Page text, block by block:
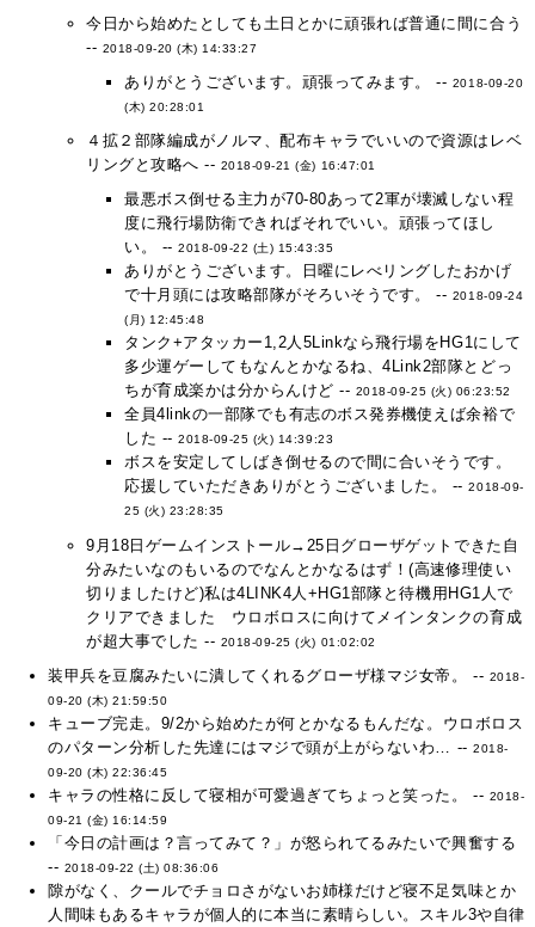
今日から始めたとしても土日とかに頑張れば普通に間に合う
-- 2018-09-20 (木) 14:33:27
ありがとうございます。頑張ってみます。 -- 2018-09-20
(木) 20:28:01
４拡２部隊編成がノルマ、配布キャラでいいので資源はレベ
リングと攻略へ -- 2018-09-21 (金) 16:47:01
最悪ボス倒せる主力が70-80あって2軍が壊滅しない程
度に飛行場防衛できればそれでいい。頑張ってほし
い。 --2018-09-22 (土) 15:43:35
ありがとうございます。日曜にレべリングしたおかげ
で十月頭には攻略部隊がそろいそうです。 -- 2018-09-24
(月) 12:45:48
タンク+アタッカー1,2人5Linkなら飛行場をHG1にして
多少運ゲーしてもなんとかなるね、4Link2部隊とどっ
ちが育成楽かは分からんけど -- 2018-09-25 (火) 06:23:52
全員4linkの一部隊でも有志のボス発券機使えば余裕で
した --2018-09-25 (火) 14:39:23
ボスを安定してしばき倒せるので間に合いそうです。
応援していただきありがとうございました。 --2018-09-
25 (火) 23:28:35
9月18日ゲームインストール→25日グローザゲットできた自
分みたいなのもいるのでなんとかなるはず！(高速修理使い
切りましたけど)私は4LINK4人+HG1部隊と待機用HG1人で
クリアできました ウロボロスに向けてメインタンクの育成
が超大事でした -- 2018-09-25 (火) 01:02:02
装甲兵を豆腐みたいに潰してくれるグローザ様マジ女帝。 -- 2018-
09-20 (木) 21:59:50
キューブ完走。9/2から始めたが何とかなるもんだな。ウロボロス
のパターン分析した先達にはマジで頭が上がらないわ… --2018-
09-20 (木) 22:36:45
キャラの性格に反して寝相が可愛過ぎてちょっと笑った。 -- 2018-
09-21 (金) 16:14:59
「今日の計画は？言ってみて？」が怒られてるみたいで興奮する
-- 2018-09-22 (土) 08:36:06
隙がなく、クールでチョロさがないお姉様だけど寝不足気味とか
人間味もあるキャラが個人的に本当に素晴らしい。スキル3や自律